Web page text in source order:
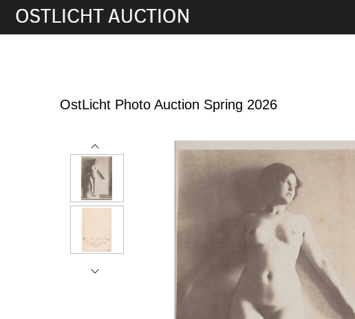
OstLicht Photo Auction Spring 2026